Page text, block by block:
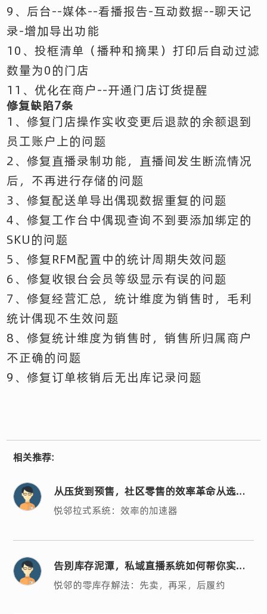
9、后台--媒体--看播报告-互动数据--聊天记
录-增加导出功能
10、投框清单（播种和摘果）打印后自动过滤
数量为0的门店
11、优化在商户--开通门店订货提醒
修复缺陷7条
1、修复门店操作实收变更后退款的余额退到
员工账户上的问题
2、修复直播录制功能，直播间发生断流情况
后，不再进行存储的问题
3、修复配送单导出偶现数据重复的问题
4、修复工作台中偶现查询不到要添加绑定的
SKU的问题
5、修复RFM配置中的统计周期失效问题
6、修复收银台会员等级显示有误的问题
7、修复经营汇总，统计维度为销售时，毛利
统计偶现不生效问题
8、修复统计维度为销售时，销售所归属商户
不正确的问题
9、修复订单核销后无出库记录问题
相关推荐:
从压货到预售，社区零售的效率革命从选对
系统开始
悦邻拉式系统：效率的加速器
告别库存泥潭，私域直播系统如何帮你实现
轻运营？
悦邻的零库存解法：先卖，再采，后履约